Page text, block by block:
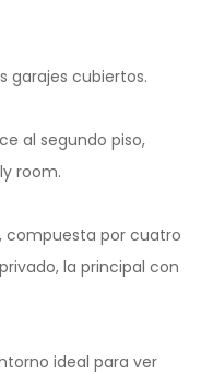
garajes cubiertos.
al segundo piso,
room.
compuesta por cuatro
la principal con
ideal para ver